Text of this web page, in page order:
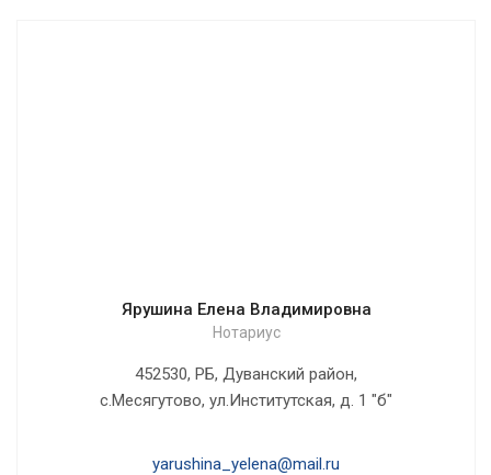
Ярушина Елена Владимировна
Нотариус
452530, РБ, Дуванский район,
с.Месягутово, ул.Институтская, д. 1 "б"
yarushina_yelena@mail.ru